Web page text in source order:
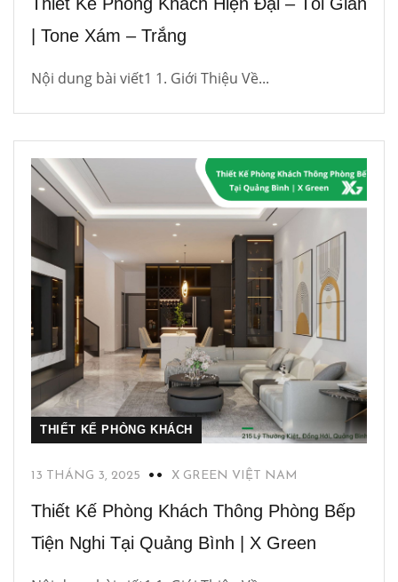
| Tone Xám – Trắng
Nội dung bài viết1 1. Giới Thiệu Về...
THIẾT KẾ PHÒNG KHÁCH
13 THÁNG 3, 2025 X GREEN VIỆT NAM
Thiết Kế Phòng Khách Thông Phòng Bếp
Tiện Nghi Tại Quảng Bình | X Green